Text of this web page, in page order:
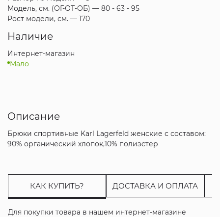
Модель, см. (ОГ-ОТ-ОБ) — 80 - 63 - 95
Рост модели, см. — 170
Наличие
Интернет-магазин
Мало
Описание
Брюки спортивные Karl Lagerfeld женские с составом:
90% органический хлопок,10% полиэстер
КАК КУПИТЬ? ДОСТАВКА И ОПЛАТА
Для покупки товара в нашем интернет-магазине